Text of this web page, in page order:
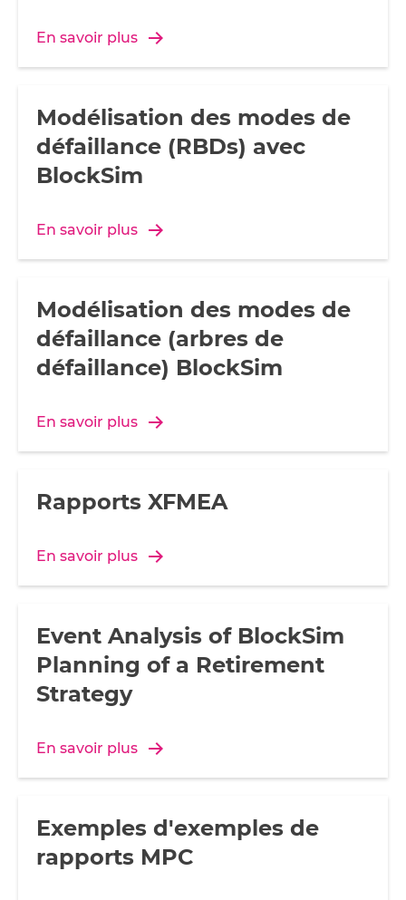
En savoir plus
Modélisation des modes de
défaillance (RBDs) avec
BlockSim
En savoir plus
Modélisation des modes de
défaillance (arbres de
défaillance) BlockSim
En savoir plus
Rapports XFMEA
En savoir plus
Event Analysis of BlockSim
Planning of a Retirement
Strategy
En savoir plus
Exemples d'exemples de
rapports MPC